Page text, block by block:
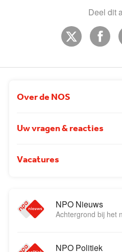
Deel dit
Over de NOS
Uw vragen & reacties
Vacatures
NPO Nieuws
Achtergrond bij het
NPO Politiek